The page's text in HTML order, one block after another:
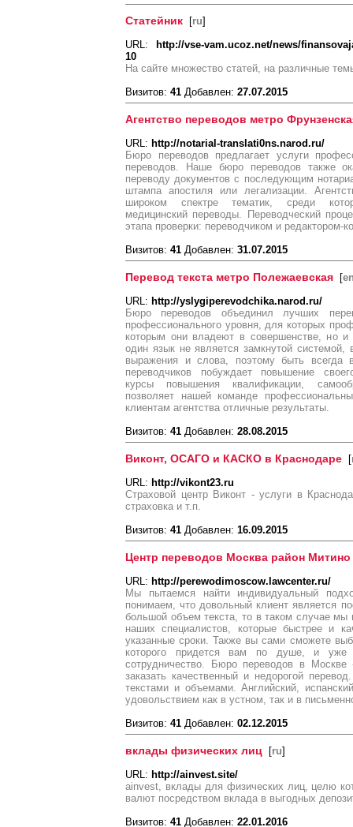
Статейник [ru]
URL:
http://vse-vam.ucoz.net/news/
10
На сайте множество статей, на различные
Визитов: 41 Добавлен: 27.07.2015
Агентство переводов метро
URL: http://notarial-translati0ns.narod.ru/
Бюро переводов предлагает услуги
переводов. Наше бюро переводов также
переводу документов с последующим
штампа апостиля или легализации.
широком спектре тематик, среди
медицинский переводы. Переводческий
этапа проверки: переводчиком и редактором-
Визитов: 41 Добавлен: 31.07.2015
Перевод текста метро Полежаевская [
URL: http://yslygiperevodchika.narod.ru/
Бюро переводов объединил лучших
профессионального уровня, для которых
которым они владеют в совершенстве, но и
один язык не является замкнутой
выражения и слова, поэтому быть всегда
переводчиков побуждает повышение
курсы повышения квалификации,
позволяет нашей команде
клиентам агентства отличные результаты.
Визитов: 41 Добавлен: 28.08.2015
Виконт, ОСАГО и КАСКО в Краснодаре [
URL: http://vikont23.ru
Страховой центр Виконт - услуги в
страховка и т.п.
Визитов: 41 Добавлен: 16.09.2015
Центр переводов Москва район Митино
URL: http://perewodimoscow.lawcenter.ru/
Мы пытаемся найти индивидуальный
понимаем, что довольный клиент является
большой объем текста, то в таком случае мы
наших специалистов, которые быстрее и
указанные сроки. Также вы сами сможете
которого придется вам по душе, и
сотрудничество. Бюро переводов в
заказать качественный и недорогой
текстами и объемами. Английский,
удовольствием как в устном, так и в
Визитов: 41 Добавлен: 02.12.2015
вклады физических лиц [ru]
URL: http://ainvest.site/
ainvest, вклады для физических лиц, целю
валют посредством вклада в выгодных
Визитов: 41 Добавлен: 22.01.2016